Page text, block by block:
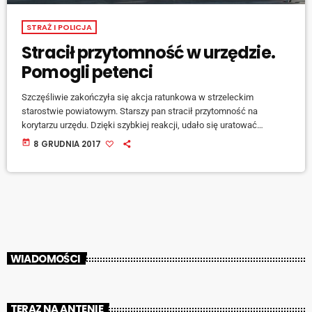
STRAŻ I POLICJA
Stracił przytomność w urzędzie.
Pomogli petenci
Szczęśliwie zakończyła się akcja ratunkowa w strzeleckim
starostwie powiatowym. Starszy pan stracił przytomność na
korytarzu urzędu. Dzięki szybkiej reakcji, udało się uratować
mężczyznę. Na pomoc rzucił się jeden z mieszkańców, a chwilę
today 8 GRUDNIA 2017
WIADOMOŚCI
TERAZ NA ANTENIE